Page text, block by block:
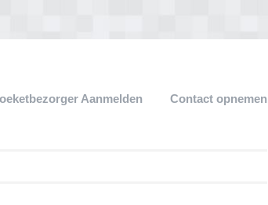
Aanmelden Contact opnemen